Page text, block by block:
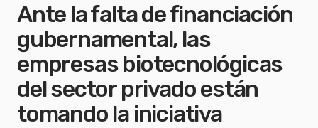
Ante la falta de financiación
gubernamental, las
empresas biotecnológicas
del sector privado están
tomando la iniciativa